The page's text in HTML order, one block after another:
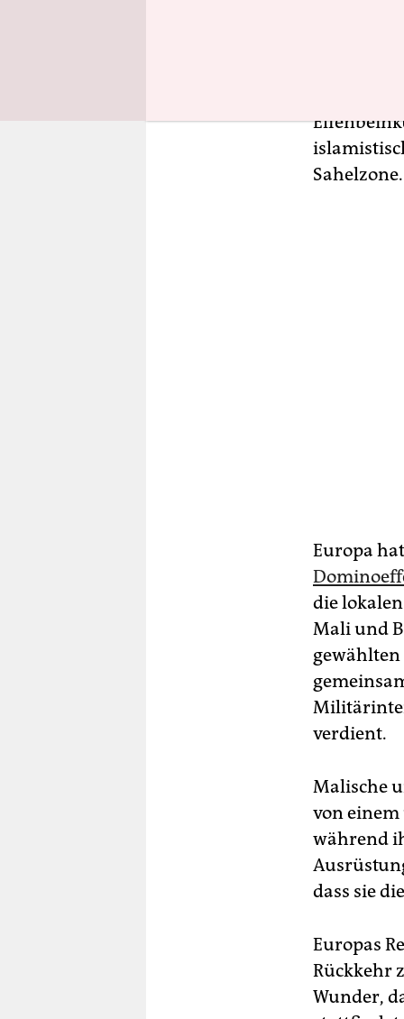
1990er
Sahelzone.
Europa
die
Mali und
verdient.
Malische
von einem
während
dass sie
Europas
Rückkehr
Wunder,